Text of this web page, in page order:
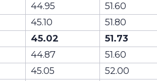
44.95 51.60
45.10 51.80
45.02 51.73
44.87 51.60
45.05 52.00